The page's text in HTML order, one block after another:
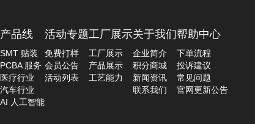
产品线
SMT 贴装
PCBA 服务
医疗行业
汽车行业
AI 人工智能
活动专题
免费打样
会员公告
活动列表
工厂展示
工厂展示
产品展示
工艺能力
关于我们
企业简介
积分商城
新闻资讯
联系我们
帮助中心
下单流程
投诉建议
常见问题
官网更新公告